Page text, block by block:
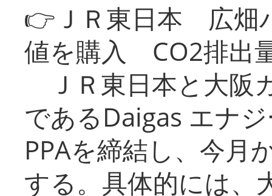
👉ＪＲ東日本 広畑
値を購入 CO2排出
ＪＲ東日本と大阪
であるDaigas エナ
PPAを締結し、今月
する。具体的には、